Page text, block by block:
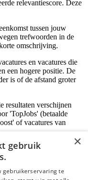
relevantiescore. Deze
tussen jouw
trefwoorden in de
omschrijving.
en vacatures die
een hogere positie. De
is of de afstand groter
resultaten verschijnen
'TopJobs' (betaalde
of vacatures van
×
gebruik
gebruikerservaring te